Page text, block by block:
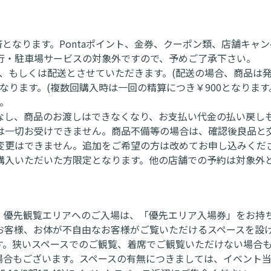
なります。Pontaポイント、金券、クーポン類、店舗キャ
駐車場サービスの対象外ですので、予めご了承下さい。
しくは配送とさせていただきます。(配送の場合、商品は
ます。(複数回購入時は一回の精算につき￥900となりま
、商品のお渡しはできなくなり、お支払い代金の払い戻し
切お受けできません。商品不備等の場合は、確認後良品と
はできません。追加をご希望の方は改めてお申し込みくだ
いただいた方限定となります。他の店舗での予約は対象外
先観覧エリアへのご入場は、「優先エリア入場券」をお持
様、お体が不自由なお客様がご覧いただけるスペースを設
狭いスペースでのご観覧、着席でご観覧いただけない場合
もございます。スペースの有無につきましては、イベント